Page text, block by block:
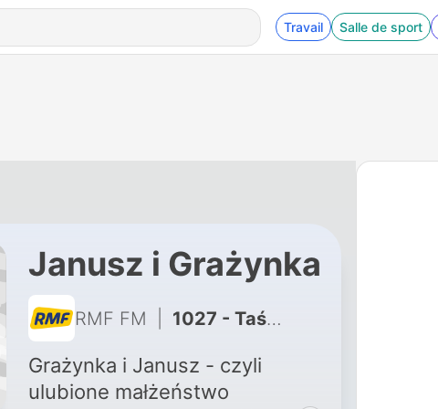
Travail Salle de sport
Janusz i Grażynka
RMF FM 1027 - Taśmy Ziobry
Grażynka i Janusz - czyli
ulubione małżeństwo